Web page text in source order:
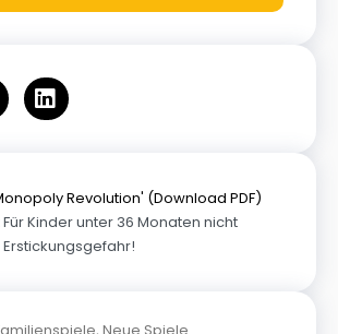
Revolution' (Download PDF)
Für Kinder unter 36 Monaten nicht